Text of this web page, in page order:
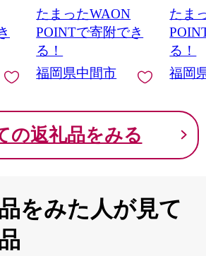
たまったWAON
POINTで寄附でき
る！
福岡県中間市
たま
る！
福岡
の返礼品をみる
をみた人が見て